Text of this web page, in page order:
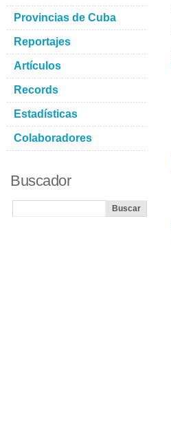
Provincias de Cuba
Reportajes
Artículos
Records
Estadísticas
Colaboradores
Buscador